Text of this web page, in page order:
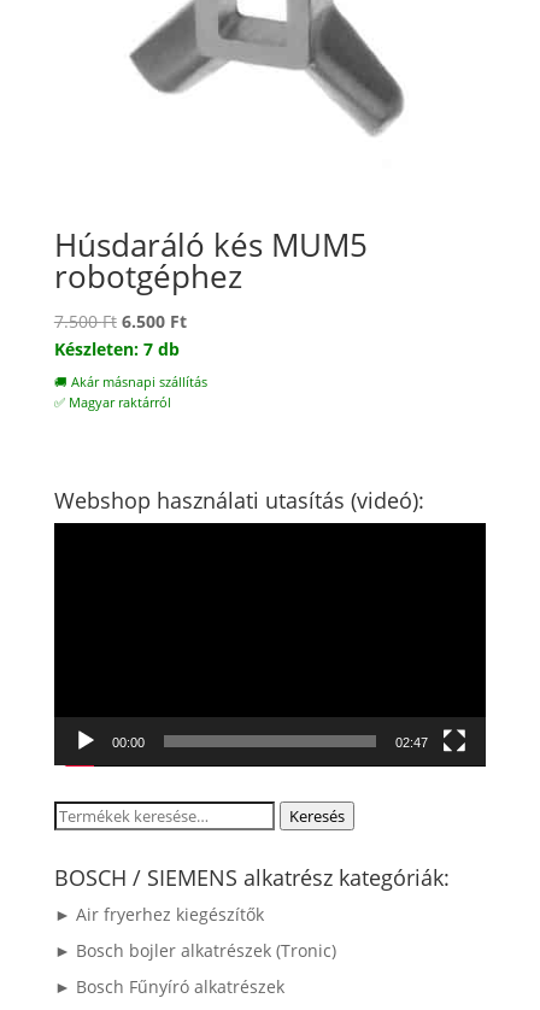
Húsdaráló kés MUM5
robotgéphez
7.500Ft Original
price
was:
7.500 Ft.
6.500 FtCurrent
is:
Készleten: 7 db
🚚 Akár másnapi szállítás
✅ Magyar raktárról
Webshop használati utasítás (videó):
00:00 02:47
Keresés
következőre:
Keresés
BOSCH / SIEMENS alkatrész kategóriák:
► Air fryerhez kiegészítők
► Bosch bojler alkatrészek (Tronic)
► Bosch Fűnyíró alkatrészek